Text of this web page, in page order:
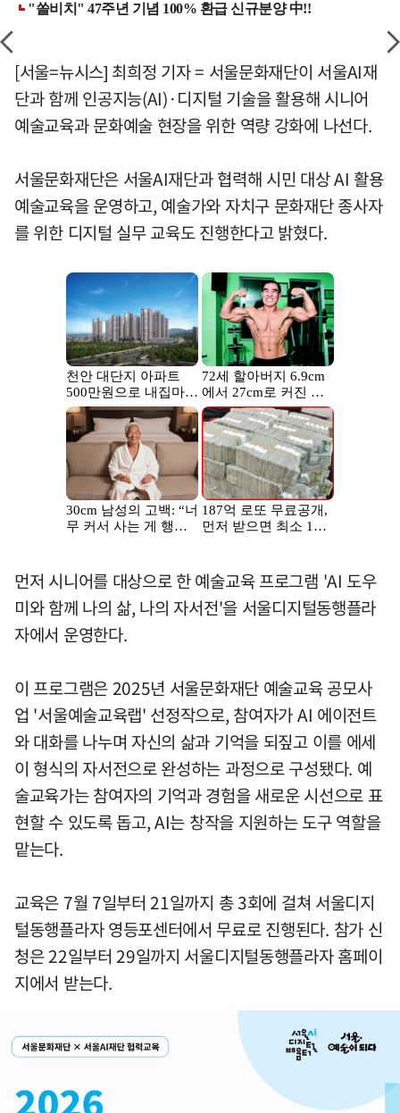
[서울=뉴시스] 최희정 기자 = 서울문화재단이 서울AI재
단과 함께 인공지능(AI)·디지털 기술을 활용해 시니어
예술교육과 문화예술 현장을 위한 역량 강화에 나선다.
서울문화재단은 서울AI재단과 협력해 시민 대상 AI 활용
예술교육을 운영하고, 예술가와 자치구 문화재단 종사자
를 위한 디지털 실무 교육도 진행한다고 밝혔다.
먼저 시니어를 대상으로 한 예술교육 프로그램 'AI 도우
미와 함께 나의 삶, 나의 자서전'을 서울디지털동행플라
자에서 운영한다.
이 프로그램은 2025년 서울문화재단 예술교육 공모사
업 '서울예술교육랩' 선정작으로, 참여자가 AI 에이전트
와 대화를 나누며 자신의 삶과 기억을 되짚고 이를 에세
이 형식의 자서전으로 완성하는 과정으로 구성됐다. 예
술교육가는 참여자의 기억과 경험을 새로운 시선으로 표
현할 수 있도록 돕고, AI는 창작을 지원하는 도구 역할을
맡는다.
교육은 7월 7일부터 21일까지 총 3회에 걸쳐 서울디지
털동행플라자 영등포센터에서 무료로 진행된다. 참가 신
청은 22일부터 29일까지 서울디지털동행플라자 홈페이
지에서 받는다.